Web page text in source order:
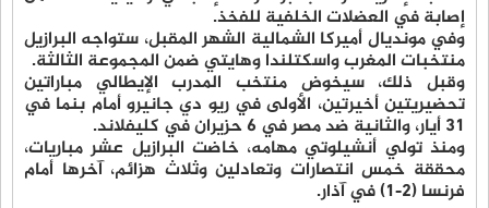
إصابة في العضلات الخلفية للفخذ.
وفي مونديال أميركا الشمالية الشهر المقبل، ستواجه البرازيل
منتخبات المغرب واسكتلندا وهايتي ضمن المجموعة الثالثة.
وقبل ذلك، سيخوض منتخب المدرب الإيطالي مباراتين
تحضيريتين أخيرتين، الأولى في ريو دي جانيرو أمام بنما في
31 أيار، والثانية ضد مصر في 6 حزيران في كليفلاند.
ومنذ تولي أنشيلوتي مهامه، خاضت البرازيل عشر مباريات،
محققة خمس انتصارات وتعادلين وثلاث هزائم، آخرها أمام
فرنسا (2-1) في آذار.